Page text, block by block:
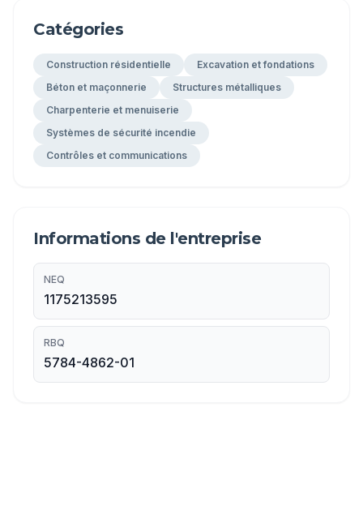
Catégories
Construction résidentielle
Excavation et fondations
Béton et maçonnerie
Structures métalliques
Charpenterie et menuiserie
Systèmes de sécurité incendie
Contrôles et communications
Informations de l'entreprise
NEQ
1175213595
RBQ
5784-4862-01